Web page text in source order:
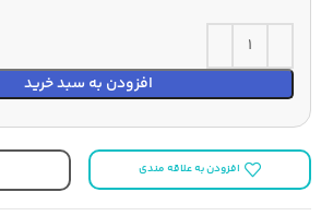
افزودن به سبد خرید
افزودن به علاقه مندی